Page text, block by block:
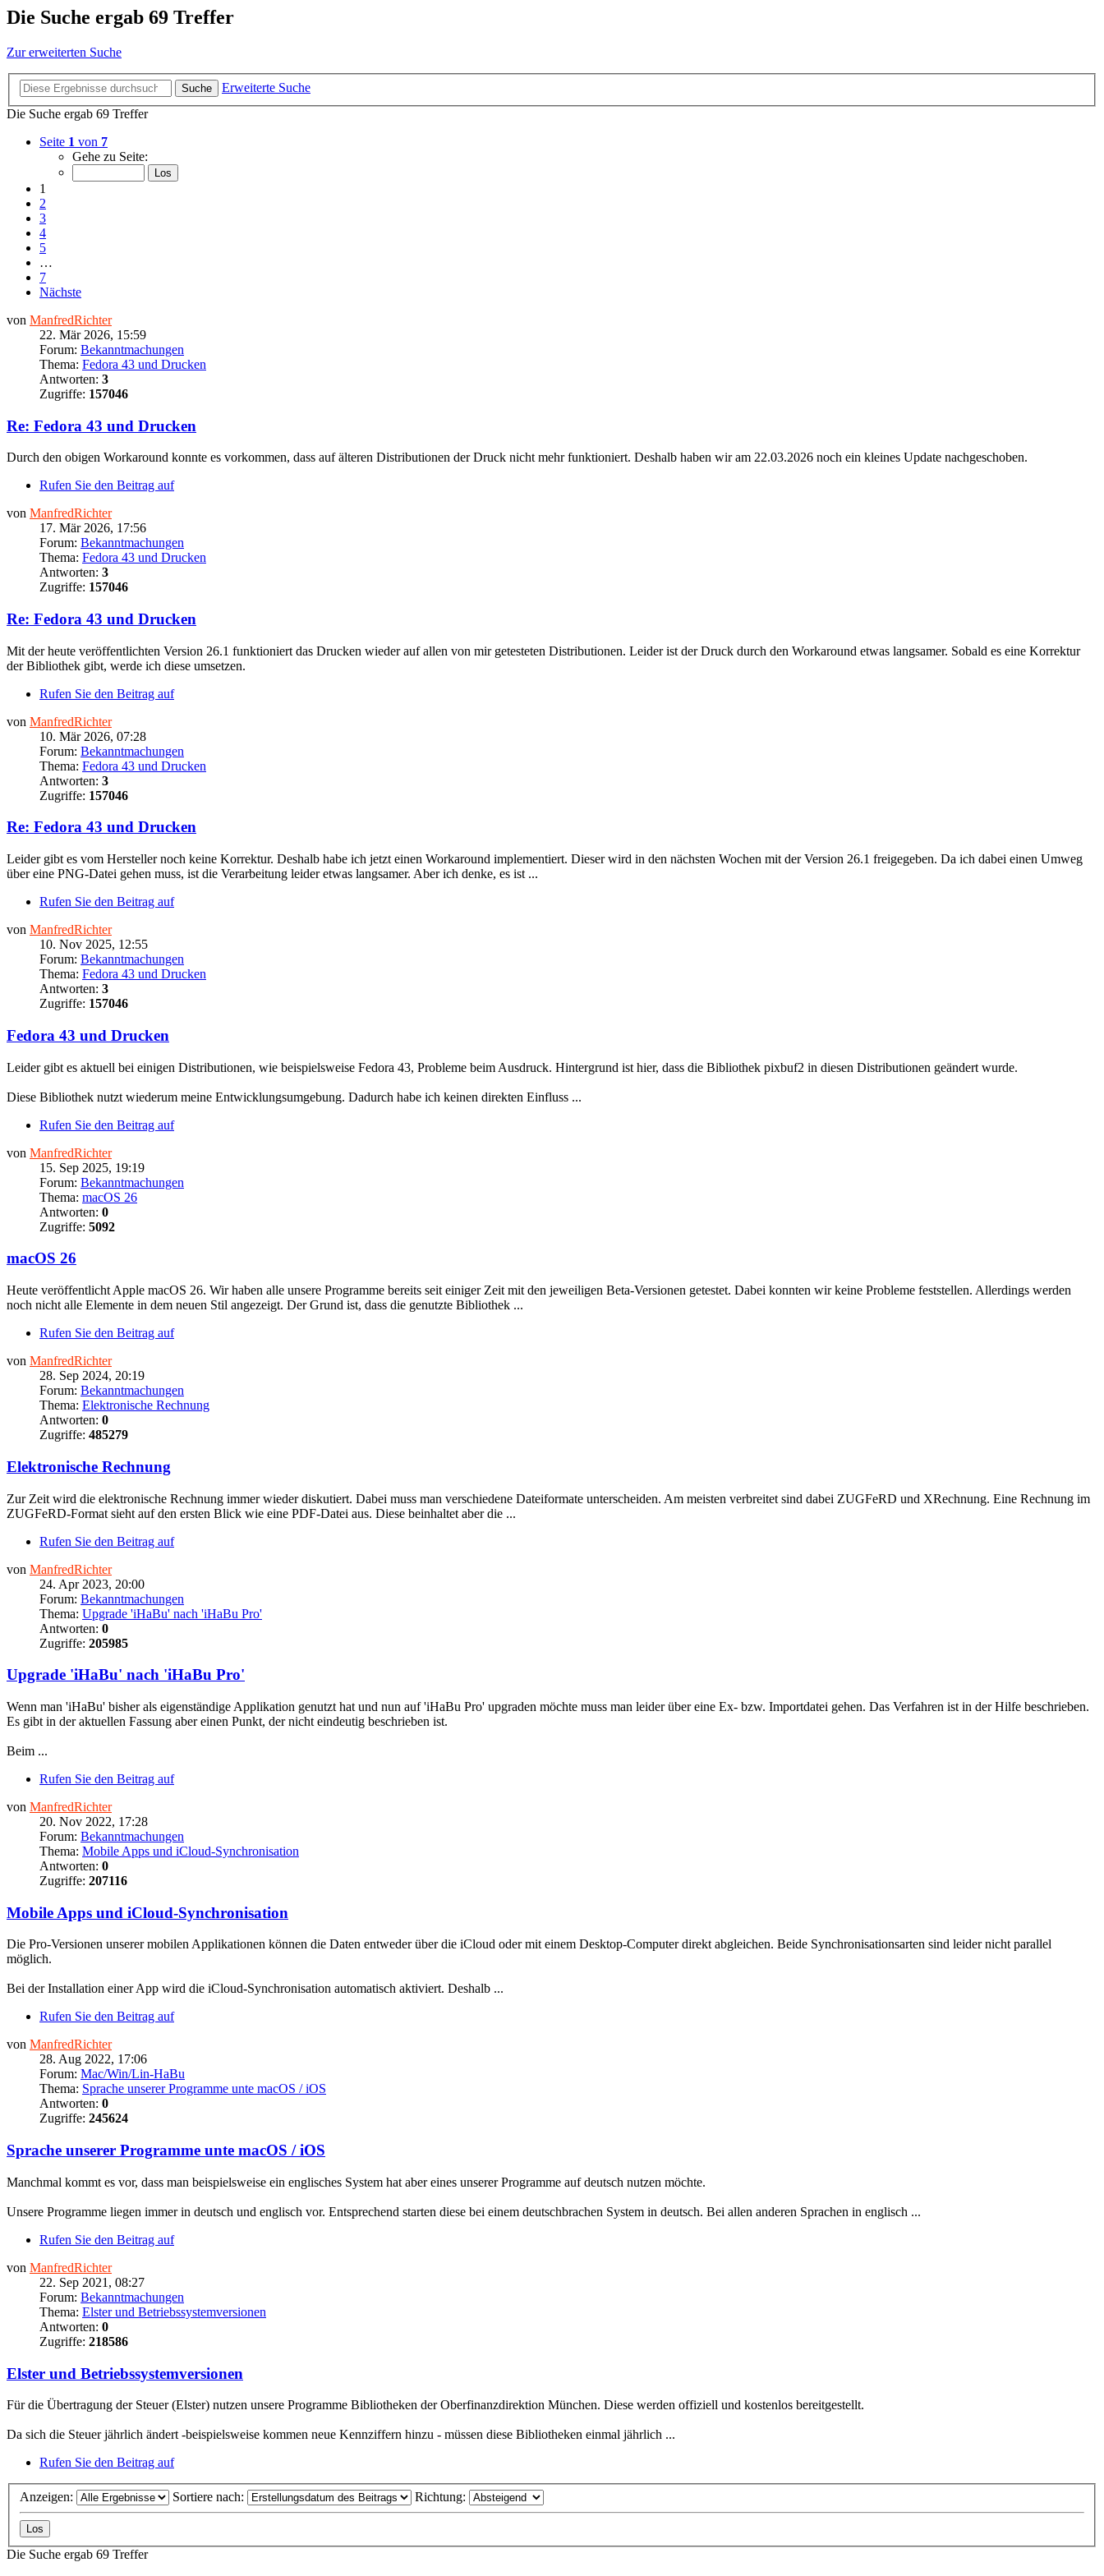
Die Suche ergab 69 Treffer
Zur erweiterten Suche
Suche
Erweiterte Suche
Die Suche ergab 69 Treffer
Seite 1 von 7
Gehe zu Seite:
1
2
3
4
5
…
7
Nächste
von ManfredRichter
22. Mär 2026, 15:59
Forum: Bekanntmachungen
Thema: Fedora 43 und Drucken
Antworten: 3
Zugriffe: 157046
Re: Fedora 43 und Drucken
Durch den obigen Workaround konnte es vorkommen, dass auf älteren Distributionen der Druck nicht mehr funktioniert. Deshalb haben wir am 22.03.2026 noch ein kleines Update nachgeschoben.
Rufen Sie den Beitrag auf
von ManfredRichter
17. Mär 2026, 17:56
Forum: Bekanntmachungen
Thema: Fedora 43 und Drucken
Antworten: 3
Zugriffe: 157046
Re: Fedora 43 und Drucken
Mit der heute veröffentlichten Version 26.1 funktioniert das Drucken wieder auf allen von mir getesteten Distributionen. Leider ist der Druck durch den Workaround etwas langsamer. Sobald es eine Korrektur
der Bibliothek gibt, werde ich diese umsetzen.
Rufen Sie den Beitrag auf
von ManfredRichter
10. Mär 2026, 07:28
Forum: Bekanntmachungen
Thema: Fedora 43 und Drucken
Antworten: 3
Zugriffe: 157046
Re: Fedora 43 und Drucken
Leider gibt es vom Hersteller noch keine Korrektur. Deshalb habe ich jetzt einen Workaround implementiert. Dieser wird in den nächsten Wochen mit der Version 26.1 freigegeben. Da ich dabei einen Umweg
über eine PNG-Datei gehen muss, ist die Verarbeitung leider etwas langsamer. Aber ich denke, es ist ...
Rufen Sie den Beitrag auf
von ManfredRichter
10. Nov 2025, 12:55
Forum: Bekanntmachungen
Thema: Fedora 43 und Drucken
Antworten: 3
Zugriffe: 157046
Fedora 43 und Drucken
Leider gibt es aktuell bei einigen Distributionen, wie beispielsweise Fedora 43, Probleme beim Ausdruck. Hintergrund ist hier, dass die Bibliothek pixbuf2 in diesen Distributionen geändert wurde.
Diese Bibliothek nutzt wiederum meine Entwicklungsumgebung. Dadurch habe ich keinen direkten Einfluss ...
Rufen Sie den Beitrag auf
von ManfredRichter
15. Sep 2025, 19:19
Forum: Bekanntmachungen
Thema: macOS 26
Antworten: 0
Zugriffe: 5092
macOS 26
Heute veröffentlicht Apple macOS 26. Wir haben alle unsere Programme bereits seit einiger Zeit mit den jeweiligen Beta-Versionen getestet. Dabei konnten wir keine Probleme feststellen. Allerdings werden
noch nicht alle Elemente in dem neuen Stil angezeigt. Der Grund ist, dass die genutzte Bibliothek ...
Rufen Sie den Beitrag auf
von ManfredRichter
28. Sep 2024, 20:19
Forum: Bekanntmachungen
Thema: Elektronische Rechnung
Antworten: 0
Zugriffe: 485279
Elektronische Rechnung
Zur Zeit wird die elektronische Rechnung immer wieder diskutiert. Dabei muss man verschiedene Dateiformate unterscheiden. Am meisten verbreitet sind dabei ZUGFeRD und XRechnung. Eine Rechnung im
ZUGFeRD-Format sieht auf den ersten Blick wie eine PDF-Datei aus. Diese beinhaltet aber die ...
Rufen Sie den Beitrag auf
von ManfredRichter
24. Apr 2023, 20:00
Forum: Bekanntmachungen
Thema: Upgrade 'iHaBu' nach 'iHaBu Pro'
Antworten: 0
Zugriffe: 205985
Upgrade 'iHaBu' nach 'iHaBu Pro'
Wenn man 'iHaBu' bisher als eigenständige Applikation genutzt hat und nun auf 'iHaBu Pro' upgraden möchte muss man leider über eine Ex- bzw. Importdatei gehen. Das Verfahren ist in der Hilfe beschrieben.
Es gibt in der aktuellen Fassung aber einen Punkt, der nicht eindeutig beschrieben ist.
Beim ...
Rufen Sie den Beitrag auf
von ManfredRichter
20. Nov 2022, 17:28
Forum: Bekanntmachungen
Thema: Mobile Apps und iCloud-Synchronisation
Antworten: 0
Zugriffe: 207116
Mobile Apps und iCloud-Synchronisation
Die Pro-Versionen unserer mobilen Applikationen können die Daten entweder über die iCloud oder mit einem Desktop-Computer direkt abgleichen. Beide Synchronisationsarten sind leider nicht parallel
möglich.
Bei der Installation einer App wird die iCloud-Synchronisation automatisch aktiviert. Deshalb ...
Rufen Sie den Beitrag auf
von ManfredRichter
28. Aug 2022, 17:06
Forum: Mac/Win/Lin-HaBu
Thema: Sprache unserer Programme unte macOS / iOS
Antworten: 0
Zugriffe: 245624
Sprache unserer Programme unte macOS / iOS
Manchmal kommt es vor, dass man beispielsweise ein englisches System hat aber eines unserer Programme auf deutsch nutzen möchte.
Unsere Programme liegen immer in deutsch und englisch vor. Entsprechend starten diese bei einem deutschbrachen System in deutsch. Bei allen anderen Sprachen in englisch ...
Rufen Sie den Beitrag auf
von ManfredRichter
22. Sep 2021, 08:27
Forum: Bekanntmachungen
Thema: Elster und Betriebssystemversionen
Antworten: 0
Zugriffe: 218586
Elster und Betriebssystemversionen
Für die Übertragung der Steuer (Elster) nutzen unsere Programme Bibliotheken der Oberfinanzdirektion München. Diese werden offiziell und kostenlos bereitgestellt.
Da sich die Steuer jährlich ändert -beispielsweise kommen neue Kennziffern hinzu - müssen diese Bibliotheken einmal jährlich ...
Rufen Sie den Beitrag auf
Anzeigen: Sortiere nach: Richtung:
Die Suche ergab 69 Treffer